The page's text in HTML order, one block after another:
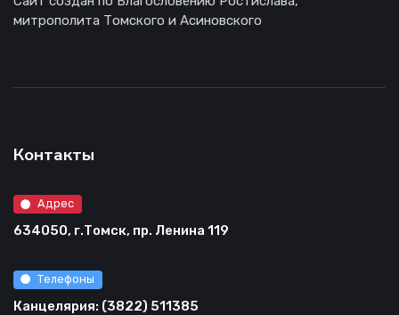
митрополита Томского и Асиновского
Контакты
Адрес
634050, г.Томск, пр. Ленина 119
Телефоны
Канцелярия: (3822) 511385